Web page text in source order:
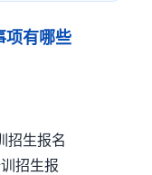
项有哪些
招生报名
招生报